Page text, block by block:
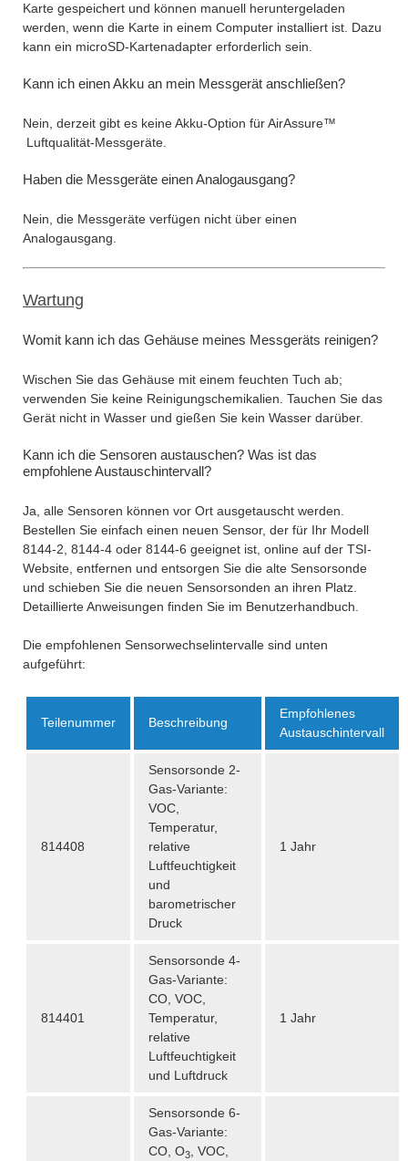
Karte gespeichert und können manuell heruntergeladen
werden, wenn die Karte in einem Computer installiert ist. Dazu
kann ein microSD-Kartenadapter erforderlich sein.
Kann ich einen Akku an mein Messgerät anschließen?
Nein, derzeit gibt es keine Akku-Option für AirAssure™
Luftqualität-Messgeräte.
Haben die Messgeräte einen Analogausgang?
Nein, die Messgeräte verfügen nicht über einen
Analogausgang.
Wartung
Womit kann ich das Gehäuse meines Messgeräts reinigen?
Wischen Sie das Gehäuse mit einem feuchten Tuch ab;
verwenden Sie keine Reinigungschemikalien. Tauchen Sie das
Gerät nicht in Wasser und gießen Sie kein Wasser darüber.
Kann ich die Sensoren austauschen? Was ist das
empfohlene Austauschintervall?
Ja, alle Sensoren können vor Ort ausgetauscht werden.
Bestellen Sie einfach einen neuen Sensor, der für Ihr Modell
8144-2, 8144-4 oder 8144-6 geeignet ist, online auf der TSI-
Website, entfernen und entsorgen Sie die alte Sensorsonde
und schieben Sie die neuen Sensorsonden an ihren Platz.
Detaillierte Anweisungen finden Sie im Benutzerhandbuch.
Die empfohlenen Sensorwechselintervalle sind unten
aufgeführt:
Teilenummer Beschreibung
Empfohlenes
Austauschintervall
814408
Sensorsonde 2-
Gas-Variante:
VOC,
Temperatur,
relative
Luftfeuchtigkeit
und
barometrischer
Druck
1 Jahr
814401
Sensorsonde 4-
Gas-Variante:
CO, VOC,
Temperatur,
relative
Luftfeuchtigkeit
und Luftdruck
1 Jahr
Sensorsonde 6-
Gas-Variante:
CO, O3
, VOC,